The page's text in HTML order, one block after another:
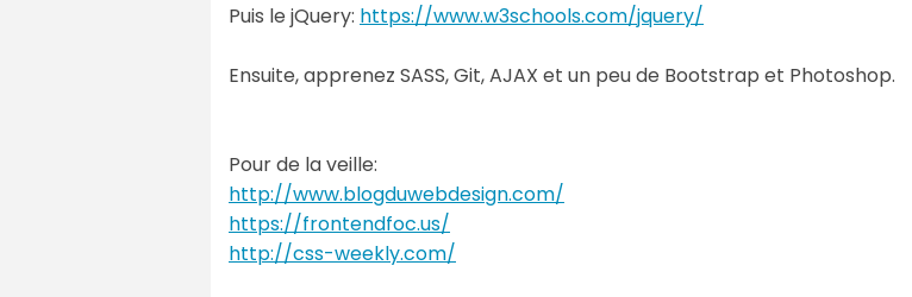
Puis le jQuery: https://www.w3schools.com/jquery/
Ensuite, apprenez SASS, Git, AJAX et un peu de Bootstrap et Photoshop.
Pour de la veille:
http://www.blogduwebdesign.com/
https://frontendfoc.us/
http://css-weekly.com/